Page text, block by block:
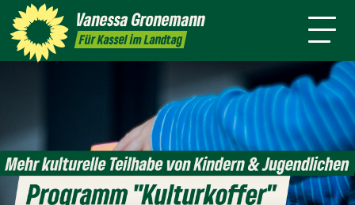
VanessaGronemann
Für Kassel im Landtag
Kontakt Mitmachen
Themen